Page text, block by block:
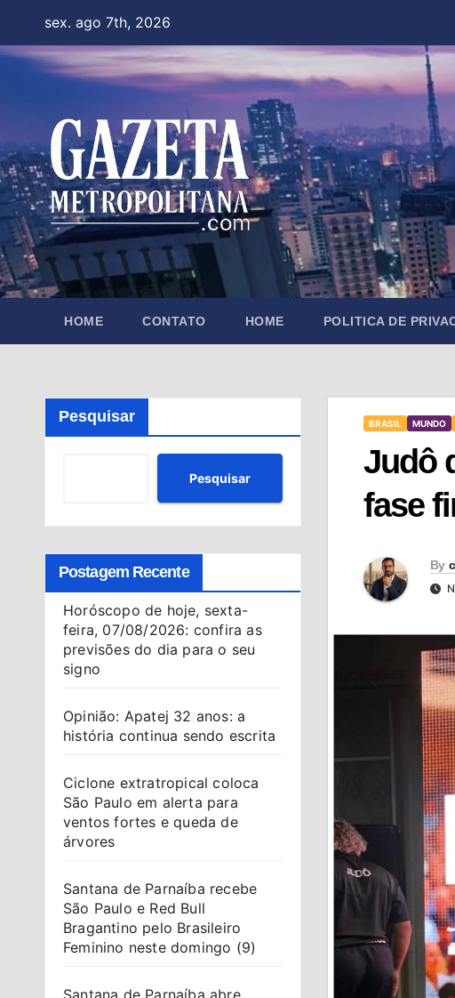
content
sex. ago 7th, 2026
HOME CONTATO HOME POLITICA DE
Pesquisar
Pesquisar
Postagem Recente
Horóscopo de hoje, sexta-
feira, 07/08/2026: confira as
previsões do dia para o seu
signo
Opinião: Apatej 32 anos: a
história continua sendo escrita
Ciclone extratropical coloca
São Paulo em alerta para
ventos fortes e queda de
árvores
Santana de Parnaíba recebe
São Paulo e Red Bull
Bragantino pelo Brasileiro
Feminino neste domingo (9)
BRASIL MUNDO
Judô
fase
By